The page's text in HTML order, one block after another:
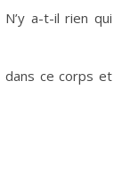
a-t-il rien qui
dans ce corps et